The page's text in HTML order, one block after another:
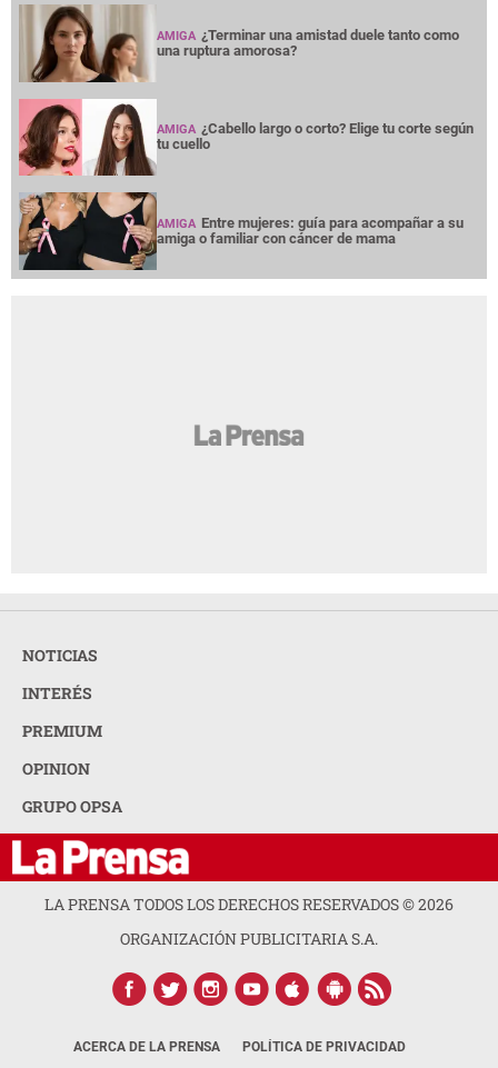
AMIGA ¿Terminar una amistad duele tanto como
una ruptura amorosa?
AMIGA ¿Cabello largo o corto? Elige tu corte según
tu cuello
AMIGA Entre mujeres: guía para acompañar a su
amiga o familiar con cáncer de mama
NOTICIAS
INTERÉS
PREMIUM
OPINION
GRUPO OPSA
LA PRENSA TODOS LOS DERECHOS RESERVADOS ©2026
ORGANIZACIÓN PUBLICITARIA S.A.
ACERCA DE LA PRENSA POLÍTICA DE PRIVACIDAD